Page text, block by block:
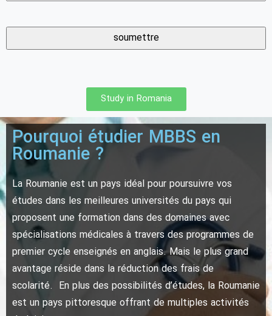
Study in Romania
Pourquoi étudier MBBS en
Roumanie ?
La Roumanie est un pays idéal pour poursuivre vos
études dans les meilleures universités du pays qui
proposent une formation dans des domaines avec
spécialisations médicales à travers des programmes de
premier cycle enseignés en anglais. Mais le plus grand
avantage réside dans la réduction des frais de
scolarité. En plus des possibilités d’études, la Roumanie
est un pays pittoresque offrant de multiples activités